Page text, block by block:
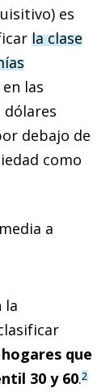
es
la clase
las
dólares
debajo de
como
a
la
que
30 y 60.2